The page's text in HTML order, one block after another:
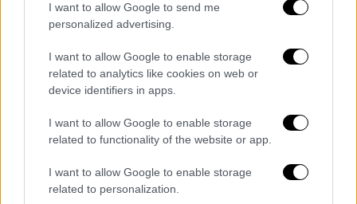
I want to allow Google to send me
personalized advertising.
I want to allow Google to enable storage
related to analytics like cookies on web or
device identifiers in apps.
I want to allow Google to enable storage
related to functionality of the website or app.
I want to allow Google to enable storage
related to personalization.
Οι ακτιβιστές της αποστολής, σε ανάρτησή
τους, ανέφεραν λίγο πριν τις 11:00
πως στρατιωτικά σκάφη πλησιάζουν τα
πλοιάριά τους.
https://www.facebook.com/GlobalSumud/pos
ts/pfbid04Av2b7PZCJyJCgSgo3WhQxsfQNWq
8LzcvLmAFeTqwxCh7x29p6xABdAacdutaoiml